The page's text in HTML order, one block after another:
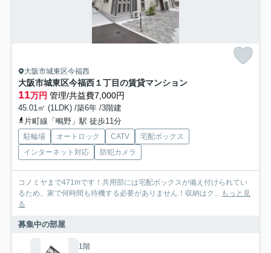
大阪市城東区今福西
大阪市城東区今福西１丁目の賃貸マンション
11万円 管理/共益費7,000円
45.01㎡ (1LDK) /築6年 /3階建
片町線「鴫野」駅 徒歩11分
駐輪場 オートロック CATV
宅配ボックス
インターネット対応
防犯カメラ
コノミヤまで471mです！共用部には宅配ボックスが備え付けられてい
るため、家で何時間も待機する必要がありません！収納はク... もっと見
る
募集中の部屋
1階